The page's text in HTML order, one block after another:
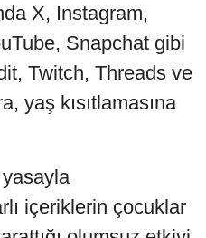
X, Instagram,
Snapchat gibi
Twitch, Threads ve
yaş kısıtlamasına
içeriklerin çocuklar